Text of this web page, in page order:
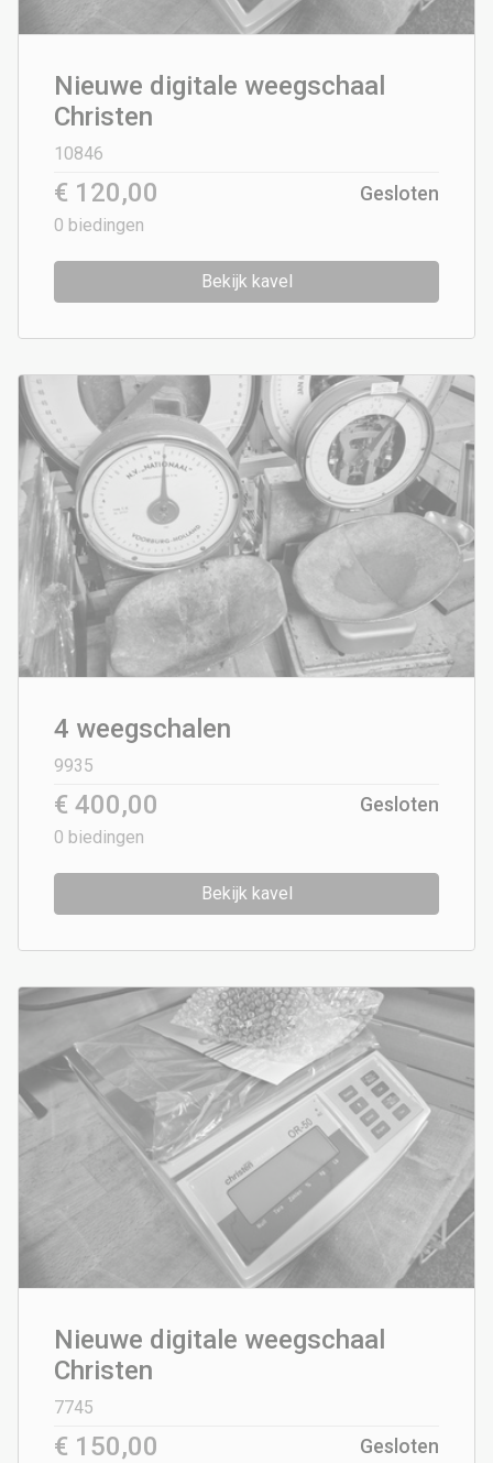
Nieuwe digitale weegschaal
Christen
10846
€ 120,00
0 biedingen
Gesloten
Bekijk kavel
4 weegschalen
9935
€ 400,00
0 biedingen
Gesloten
Bekijk kavel
Nieuwe digitale weegschaal
Christen
7745
€ 150,00 Gesloten